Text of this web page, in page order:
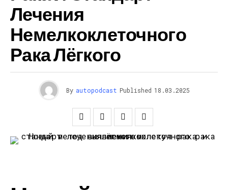
Лечения
Немелкоклеточного
Рака Лёгкого
By autopodcast Published 18.03.2025